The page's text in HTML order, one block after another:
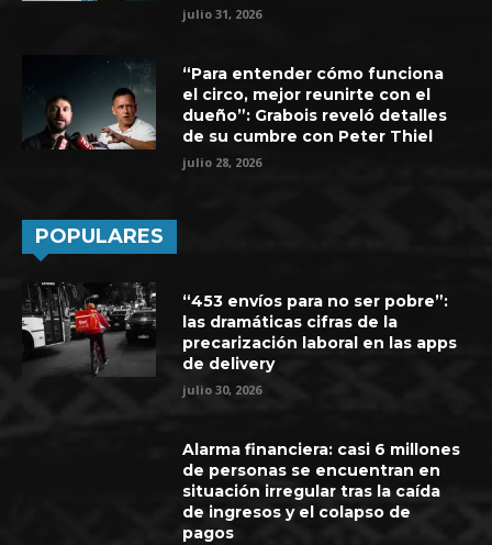
julio 31, 2026
“Para entender cómo funciona
el circo, mejor reunirte con el
dueño”: Grabois reveló detalles
de su cumbre con Peter Thiel
julio 28, 2026
POPULARES
“453 envíos para no ser pobre”:
las dramáticas cifras de la
precarización laboral en las apps
de delivery
julio 30, 2026
Alarma financiera: casi 6 millones
de personas se encuentran en
situación irregular tras la caída
de ingresos y el colapso de
pagos